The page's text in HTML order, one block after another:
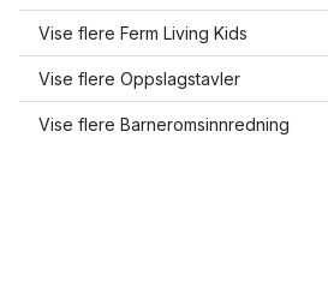
Vise flere Ferm Living Kids
Vise flere Oppslagstavler
Vise flere Barneromsinnredning